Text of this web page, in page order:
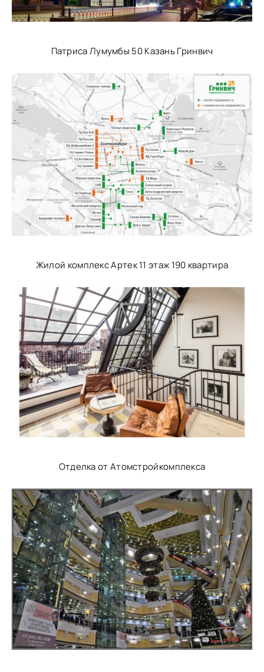
Патриса Лумумбы 50 Казань Гринвич
Жилой комплекс Артек 11 этаж 190 квартира
Отделка от Атомстройкомплекса